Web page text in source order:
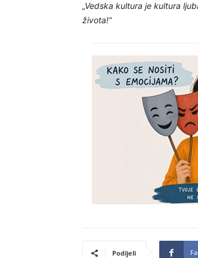
„Vedska kultura je kultura
života!“
Podijeli